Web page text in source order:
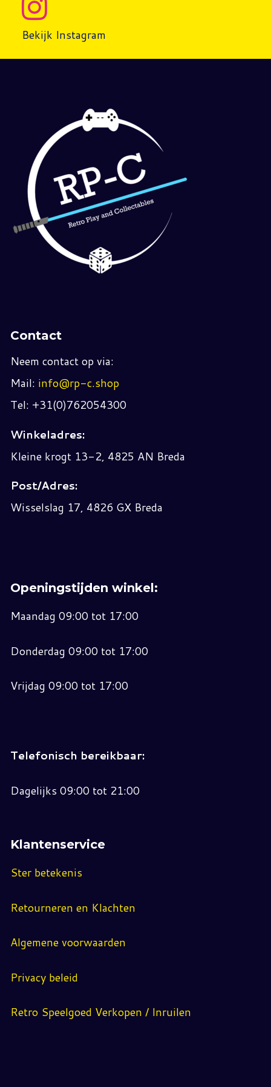
Bekijk Instagram
Contact
Neem contact op via:
Mail: info@rp-c.shop
Tel: +31(0)762054300
Winkeladres:
Kleine krogt 13-2, 4825 AN Breda
Post/Adres:
Wisselslag 17, 4826 GX Breda
Openingstijden winkel:
Maandag 09:00 tot 17:00
Donderdag 09:00 tot 17:00
Vrijdag 09:00 tot 17:00
Telefonisch bereikbaar:
Dagelijks 09:00 tot 21:00
Klantenservice
Ster betekenis
Retourneren en Klachten
Algemene voorwaarden
Privacy beleid
Retro Speelgoed Verkopen / Inruilen